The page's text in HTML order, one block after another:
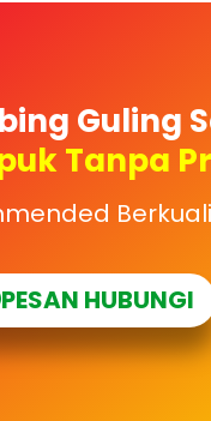
Guling
Tanpa
PESAN HUBUNGI